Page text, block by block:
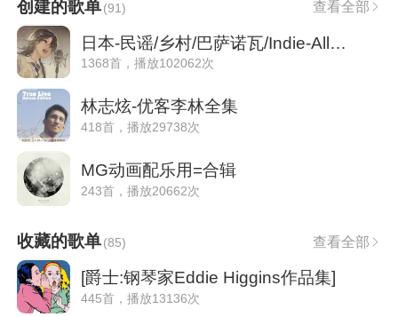
创建的歌单(91) 查看全部
日本-民谣/乡村/巴萨诺瓦/Indie-All in One
1368首，播放102062次
林志炫-优客李林全集
418首，播放29738次
MG动画配乐用=合辑
243首，播放20662次
收藏的歌单(85) 查看全部
[爵士:钢琴家Eddie Higgins作品集]
445首，播放13136次